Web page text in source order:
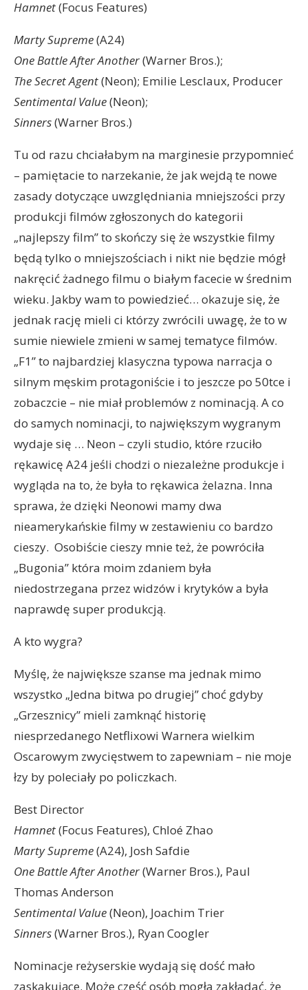
Hamnet(Focus Features)
Marty Supreme(A24)
One Battle After Another(Warner Bros.);
The Secret Agent(Neon); Emilie Lesclaux, Producer
Sentimental Value(Neon);
Sinners(Warner Bros.)
Tu od razu chciałabym na marginesie przypomnieć
– pamiętacie to narzekanie, że jak wejdą te nowe
zasady dotyczące uwzględniania mniejszości przy
produkcji filmów zgłoszonych do kategorii
„najlepszy film” to skończy się że wszystkie filmy
będą tylko o mniejszościach i nikt nie będzie mógł
nakręcić żadnego filmu o białym facecie w średnim
wieku. Jakby wam to powiedzieć… okazuje się, że
jednak rację mieli ci którzy zwrócili uwagę, że to w
sumie niewiele zmieni w samej tematyce filmów.
„F1” to najbardziej klasyczna typowa narracja o
silnym męskim protagoniście i to jeszcze po 50tce i
zobaczcie – nie miał problemów z nominacją. A co
do samych nominacji, to największym wygranym
wydaje się … Neon – czyli studio, które rzuciło
rękawicę A24 jeśli chodzi o niezależne produkcje i
wygląda na to, że była to rękawica żelazna. Inna
sprawa, że dzięki Neonowi mamy dwa
nieamerykańskie filmy w zestawieniu co bardzo
cieszy. Osobiście cieszy mnie też, że powróciła
„Bugonia” która moim zdaniem była
niedostrzegana przez widzów i krytyków a była
naprawdę super produkcją.
A kto wygra?
Myślę, że największe szanse ma jednak mimo
wszystko „Jedna bitwa po drugiej” choć gdyby
„Grzesznicy” mieli zamknąć historię
niesprzedanego Netflixowi Warnera wielkim
Oscarowym zwycięstwem to zapewniam – nie moje
łzy by poleciały po policzkach.
Best Director
Hamnet(Focus Features), Chloé Zhao
Marty Supreme(A24), Josh Safdie
One Battle After Another(Warner Bros.), Paul
Thomas Anderson
Sentimental Value(Neon), Joachim Trier
Sinners(Warner Bros.), Ryan Coogler
Nominacje reżyserskie wydają się dość mało
zaskakujące. Może część osób mogła zakładać, że